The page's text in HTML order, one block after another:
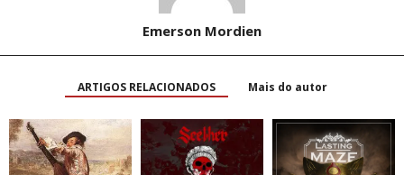
Emerson Mordien
ARTIGOS RELACIONADOS Mais do autor